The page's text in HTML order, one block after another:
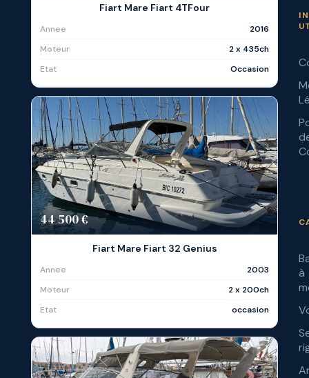
Fiart Mare Fiart 4TFour
Annee
2016
Moteur
2 x 435ch
Etat
Occasion
44 500 €
Fiart Mare Fiart 32 Genius
Annee
2003
Moteur
2 x 200ch
Etat
occasion
à